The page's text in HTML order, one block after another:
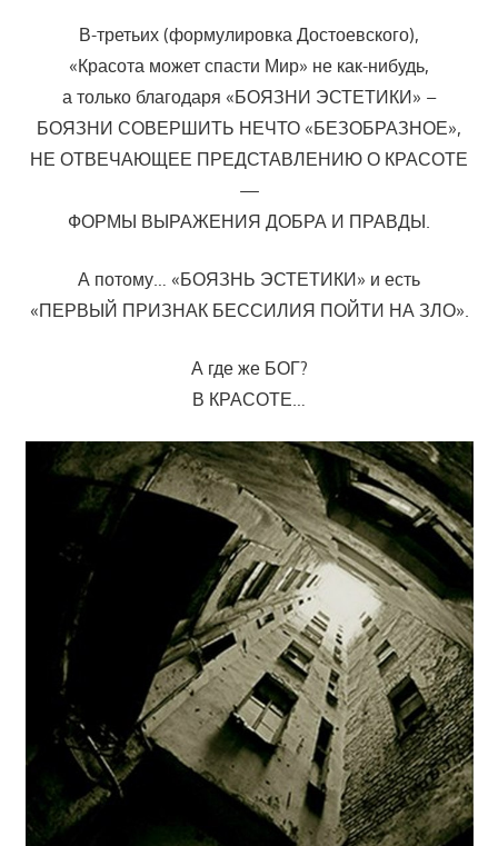
В-третьих (формулировка Достоевского),
«Красота может спасти Мир» не как-нибудь,
а только благодаря «БОЯЗНИ ЭСТЕТИКИ» –
БОЯЗНИ СОВЕРШИТЬ НЕЧТО «БЕЗОБРАЗНОЕ»,
НЕ ОТВЕЧАЮЩЕЕ ПРЕДСТАВЛЕНИЮ О КРАСОТЕ
—
ФОРМЫ ВЫРАЖЕНИЯ ДОБРА И ПРАВДЫ.
А потому… «БОЯЗНЬ ЭСТЕТИКИ» и есть
«ПЕРВЫЙ ПРИЗНАК БЕССИЛИЯ ПОЙТИ НА ЗЛО».
А где же БОГ?
В КРАСОТЕ…